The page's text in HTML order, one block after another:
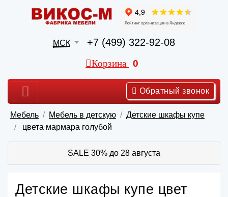
МСК +7 (499) 322-92-08
Корзина 0
Обратный звонок
Мебель Мебель в детскую
Детские шкафы купе
цвета мармара голубой
SALE 30% до 28 августа
Детские шкафы купе цвет